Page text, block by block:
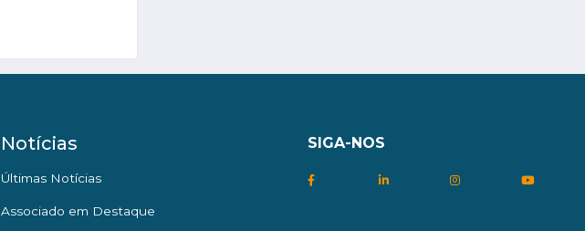
Notícias
Últimas Notícias
Associado em Destaque
SIGA-NOS